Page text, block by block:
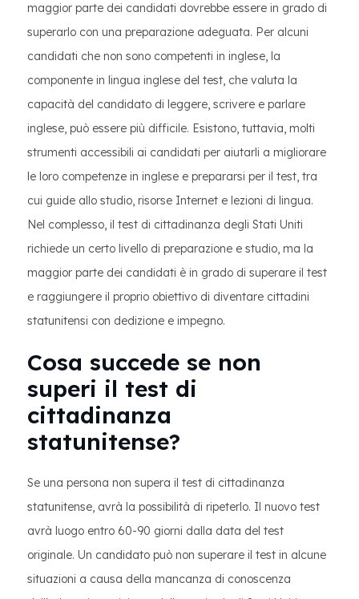
maggior parte dei candidati dovrebbe essere in grado di
superarlo con una preparazione adeguata. Per alcuni
candidati che non sono competenti in inglese, la
componente in lingua inglese del test, che valuta la
capacità del candidato di leggere, scrivere e parlare
inglese, può essere più difficile. Esistono, tuttavia, molti
strumenti accessibili ai candidati per aiutarli a migliorare
le loro competenze in inglese e prepararsi per il test, tra
cui guide allo studio, risorse Internet e lezioni di lingua.
Nel complesso, il test di cittadinanza degli Stati Uniti
richiede un certo livello di preparazione e studio, ma la
maggior parte dei candidati è in grado di superare il test
e raggiungere il proprio obiettivo di diventare cittadini
statunitensi con dedizione e impegno.
Cosa succede se non
superi il test di
cittadinanza
statunitense?
Se una persona non supera il test di cittadinanza
statunitense, avrà la possibilità di ripeterlo. Il nuovo test
avrà luogo entro 60-90 giorni dalla data del test
originale. Un candidato può non superare il test in alcune
situazioni a causa della mancanza di conoscenza